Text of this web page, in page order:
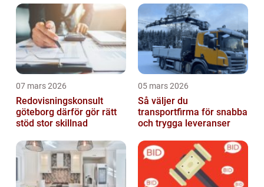
07 mars 2026
Redovisningskonsult
göteborg därför gör rätt
stöd stor skillnad
05 mars 2026
Så väljer du
transportfirma för snabba
och trygga leveranser